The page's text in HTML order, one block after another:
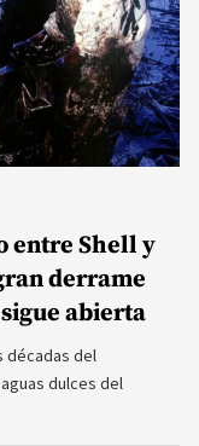
entre Shell y
derrame
abierta
décadas del
dulces del